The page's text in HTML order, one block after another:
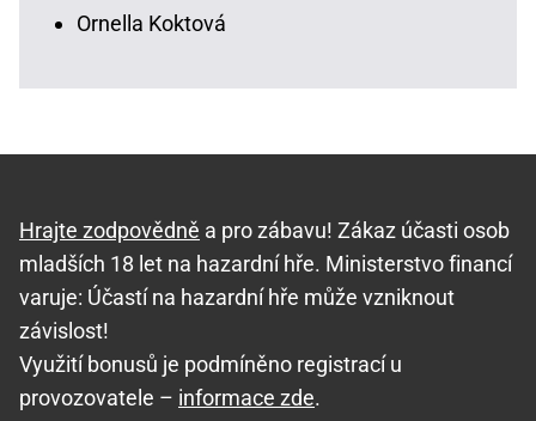
Ornella Koktová
Hrajte zodpovědně a pro zábavu! Zákaz účasti osob
mladších 18 let na hazardní hře. Ministerstvo financí
varuje: Účastí na hazardní hře může vzniknout
závislost!
Využití bonusů je podmíněno registrací u
provozovatele – informace zde.